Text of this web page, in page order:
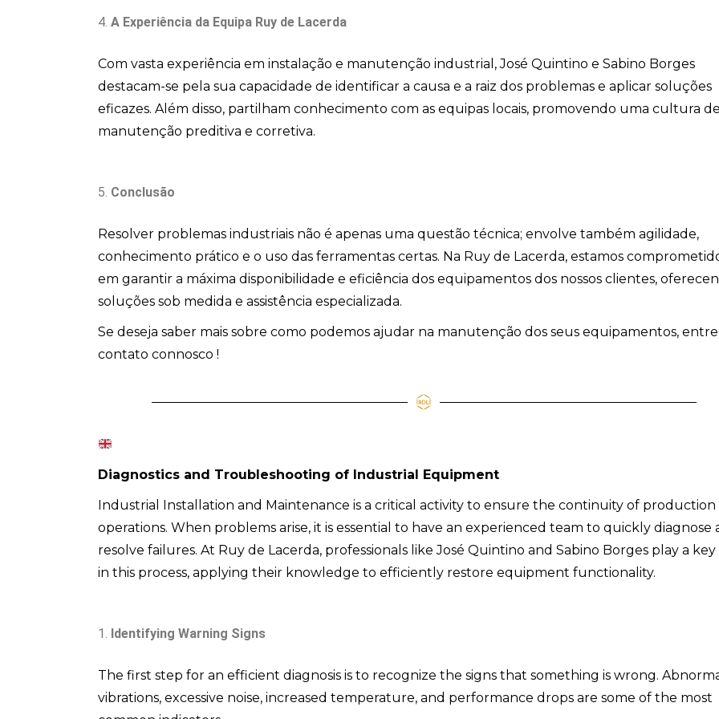
A Experiência da Equipa Ruy de Lacerda
Com vasta experiência em instalação e manutenção industrial, José Quintino e Sabino Borges
destacam-se pela sua capacidade de identificar a causa e a raiz dos problemas e aplicar soluções
eficazes. Além disso, partilham conhecimento com as equipas locais, promovendo uma cultura de
manutenção preditiva e corretiva.
Conclusão
Resolver problemas industriais não é apenas uma questão técnica; envolve também agilidade,
conhecimento prático e o uso das ferramentas certas. Na Ruy de Lacerda, estamos
em garantir a máxima disponibilidade e eficiência dos equipamentos dos nossos clientes,
soluções sob medida e assistência especializada.
Se deseja saber mais sobre como podemos ajudar na manutenção dos seus equipamentos,
contato connosco !
Diagnostics and Troubleshooting of Industrial Equipment
Industrial Installation and Maintenance is a critical activity to ensure the continuity of production
operations. When problems arise, it is essential to have an experienced team to quickly diagnose
resolve failures. At Ruy de Lacerda, professionals like José Quintino and Sabino Borges play a
in this process, applying their knowledge to efficiently restore equipment functionality.
Identifying Warning Signs
The first step for an efficient diagnosis is to recognize the signs that something is wrong.
vibrations, excessive noise, increased temperature, and performance drops are some of the most